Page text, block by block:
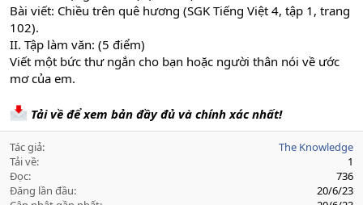
Bài viết: Chiều trên quê hương (SGK Tiếng Việt 4, tập 1, trang
102).
II. Tập làm văn: (5 điểm)
Viết một bức thư ngắn cho bạn hoặc người thân nói về ước
mơ của em.
Tải về để xem bản đầy đủ và chính xác nhất!
Tác giả
The Knowledge
Tải về
1
Đọc
736
Đăng lần đầu
20/6/23